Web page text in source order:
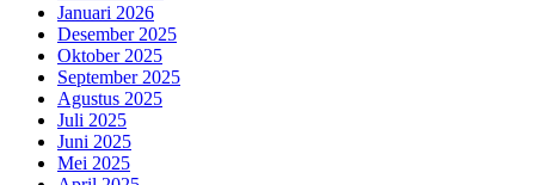
Januari 2026
Desember 2025
Oktober 2025
September 2025
Agustus 2025
Juli 2025
Juni 2025
Mei 2025